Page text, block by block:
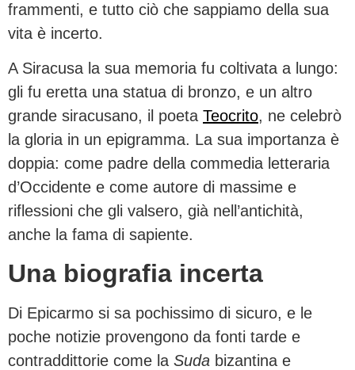
frammenti, e tutto ciò che sappiamo della sua
vita è incerto.
A Siracusa la sua memoria fu coltivata a lungo:
gli fu eretta una statua di bronzo, e un altro
grande siracusano, il poeta Teocrito, ne celebrò
la gloria in un epigramma. La sua importanza è
doppia: come padre della commedia letteraria
d’Occidente e come autore di massime e
riflessioni che gli valsero, già nell’antichità,
anche la fama di sapiente.
Una biografia incerta
Di Epicarmo si sa pochissimo di sicuro, e le
poche notizie provengono da fonti tarde e
contraddittorie come la Suda bizantina e